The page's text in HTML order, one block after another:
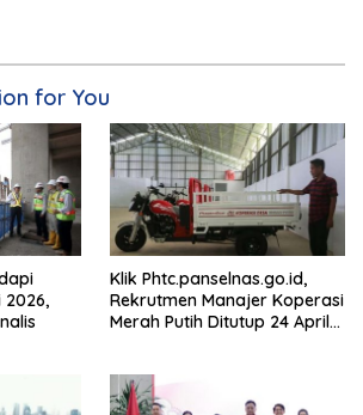
for You
Klik Phtc.panselnas.go.id,
Rekrutmen Manajer Koperasi
Merah Putih Ditutup 24 April